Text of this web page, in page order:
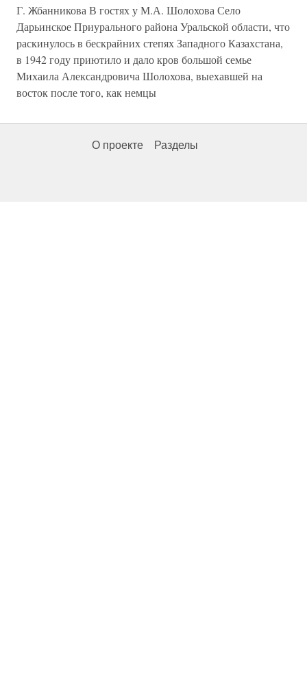
Г. Жбанникова В гостях у М.А. Шолохова Село
Дарьинское Приурального района Уральской области, что
раскинулось в бескрайних степях Западного Казахстана,
в 1942 году приютило и дало кров большой семье
Михаила Александровича Шолохова, выехавшей на
восток после того, как немцы
О проекте Разделы